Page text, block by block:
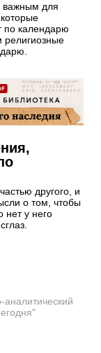
важным для
по календарю
религиозные
другого, и
о том, чтобы
нет у него